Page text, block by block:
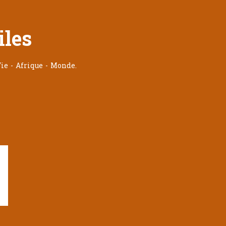
- Afrique - Monde.